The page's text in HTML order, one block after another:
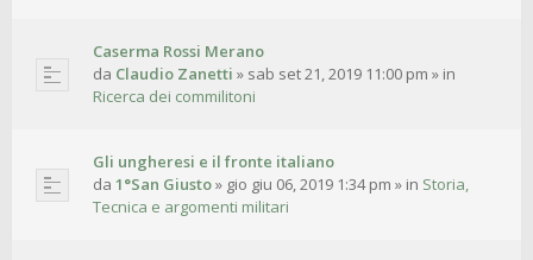
Caserma Rossi Merano
da Claudio Zanetti » sab set 21, 2019 11:00 pm » in
Ricerca dei commilitoni
Gli ungheresi e il fronte italiano
da 1°San Giusto» gio giu 06, 2019 1:34 pm » in Storia,
Tecnica e argomenti militari